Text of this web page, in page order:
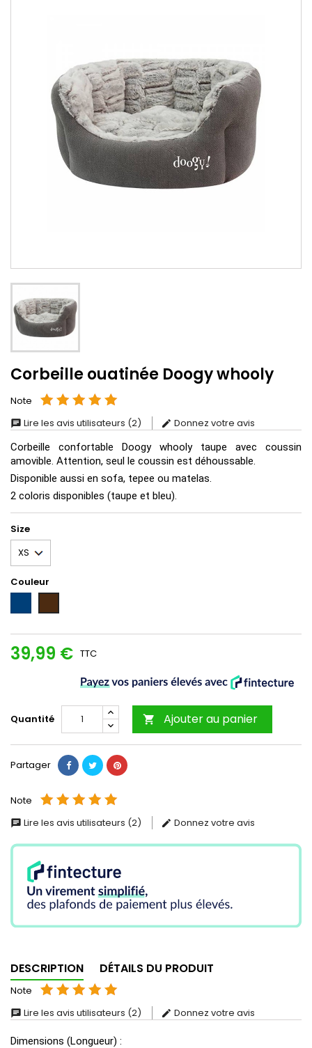
Corbeille ouatinée Doogy whooly
Note
Lire les avis utilisateurs (2)
Donnez votre avis
Corbeille confortable Doogy whooly taupe avec coussin
amovible. Attention, seul le coussin est déhoussable.
Disponible aussi en sofa, tepee ou matelas.
2 coloris disponibles (taupe et bleu).
Size
Couleur
Foncé
39,99 € TTC
Quantité  Ajouter au panier
Partager
Note
Lire les avis utilisateurs (2)
Donnez votre avis
DESCRIPTION DÉTAILS DU PRODUIT
Note
Lire les avis utilisateurs (2)
Donnez votre avis
Dimensions (Longueur) :